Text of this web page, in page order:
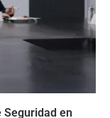
Seguridad en